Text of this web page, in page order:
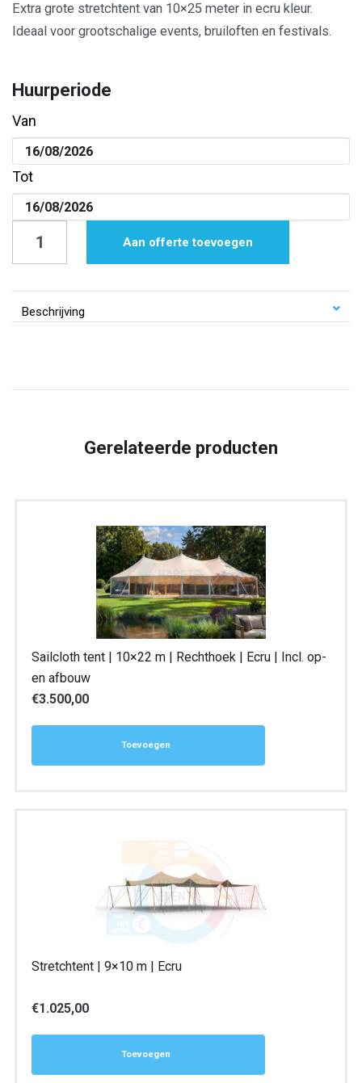
Extra grote stretchtent van 10×25 meter in ecru kleur.
Ideaal voor grootschalige events, bruiloften en festivals.
Huurperiode
Van
Tot
Stretchtent
m
Aan offerte toevoegen
Beschrijving
Gerelateerde producten
Sailcloth tent | 10×22 m | Rechthoek | Ecru | Incl. op-
en afbouw
€3.500,00
Toevoegen
Stretchtent | 9×10 m | Ecru
€1.025,00
Toevoegen